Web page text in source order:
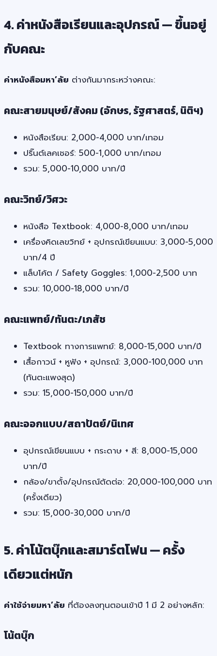
4. ค่าหนังสือเรียนและอุปกรณ์ — ขึ้นอยู่
กับคณะ
ค่าหนังสือมหา’ลัย ต่างกันมากระหว่างคณะ:
คณะสายมนุษย์/สังคม (อักษร, รัฐศาสตร์, นิติฯ)
หนังสือเรียน: 2,000-4,000 บาท/เทอม
ปริ๊นต์เลคเชอร์: 500-1,000 บาท/เทอม
รวม: 5,000-10,000 บาท/ปี
คณะวิทย์/วิศวะ
หนังสือ Textbook: 4,000-8,000 บาท/เทอม
เครื่องคิดเลขวิทย์ + อุปกรณ์เขียนแบบ: 3,000-5,000
บาท/4 ปี
แล็บโค้ต / Safety Goggles: 1,000-2,500 บาท
รวม: 10,000-18,000 บาท/ปี
คณะแพทย์/ทันตะ/เภสัช
Textbook ทางการแพทย์: 8,000-15,000 บาท/ปี
เสื้อกาวน์ + หูฟัง + อุปกรณ์: 3,000-100,000 บาท
(ทันตะแพงสุด)
รวม: 15,000-150,000 บาท/ปี
คณะออกแบบ/สถาปัตย์/นิเทศ
อุปกรณ์เขียนแบบ + กระดาษ + สี: 8,000-15,000
บาท/ปี
กล้อง/ขาตั้ง/อุปกรณ์ตัดต่อ: 20,000-100,000 บาท
(ครั้งเดียว)
รวม: 15,000-30,000 บาท/ปี
5. ค่าโน้ตบุ๊กและสมาร์ตโฟน — ครั้ง
เดียวแต่หนัก
ค่าใช้จ่ายมหา’ลัย ที่ต้องลงทุนตอนเข้าปี 1 มี 2 อย่างหลัก:
โน้ตบุ๊ก